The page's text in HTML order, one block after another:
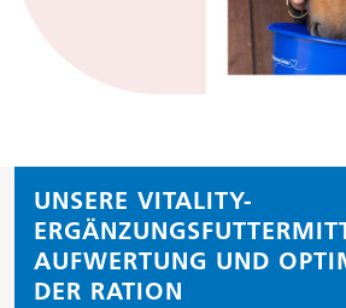
UNSERE VITALITY-
AUFWERTUNG UND
DER RATION